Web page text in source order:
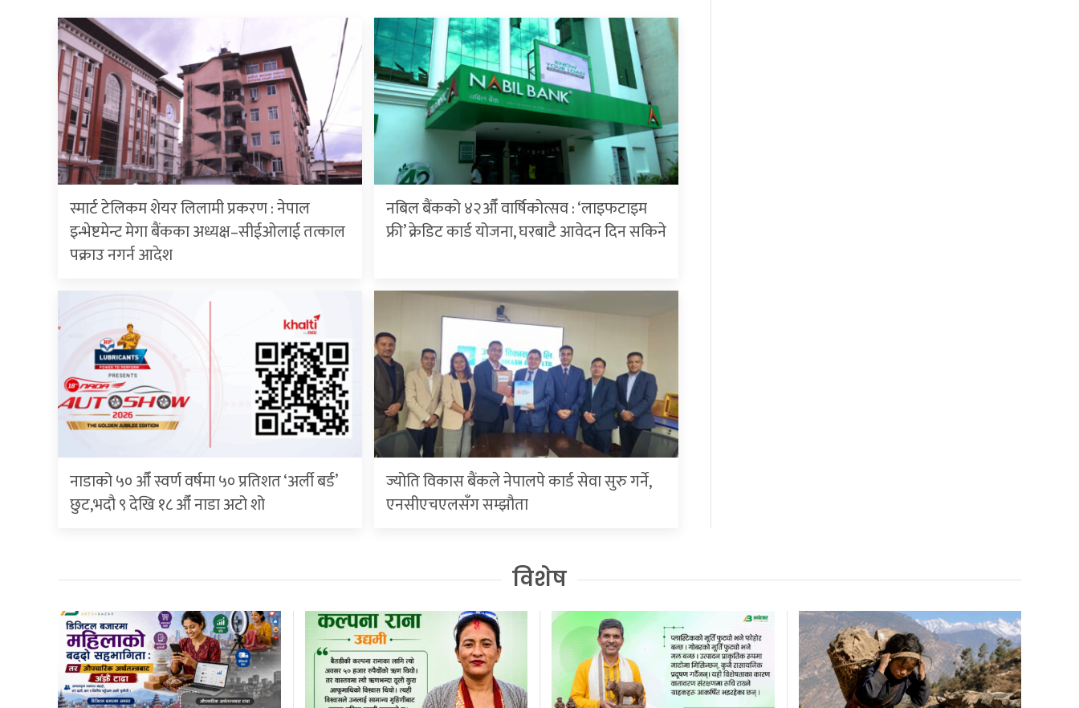
स्मार्ट टेलिकम शेयर लिलामी प्रकरण : नेपाल
इन्भेष्टमेन्ट मेगा बैंकका अध्यक्ष–सीईओलाई तत्काल
पक्राउ नगर्न आदेश
नबिल बैंकको ४२औँ वार्षिकोत्सव : ‘लाइफटाइम
फ्री’ क्रेडिट कार्ड योजना, घरबाटै आवेदन दिन सकिने
नाडाको ५० औँ स्वर्ण वर्षमा ५० प्रतिशत ‘अर्ली बर्ड’
छुट,भदौ ९ देखि १८ औँ नाडा अटो शो
ज्योति विकास बैंकले नेपालपे कार्ड सेवा सुरु गर्ने,
एनसीएचएलसँग सम्झौता
विशेष